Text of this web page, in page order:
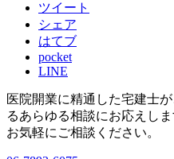
ツイート
シェア
はてブ
pocket
LINE
医院開業に精通した宅建士が
るあらゆる相談にお応えしま
お気軽にご相談ください。